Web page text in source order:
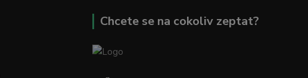
Chcete se na cokoliv zeptat?